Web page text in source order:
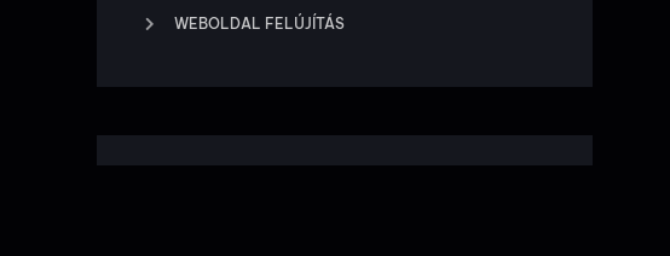
WEBOLDAL FELÚJÍTÁS